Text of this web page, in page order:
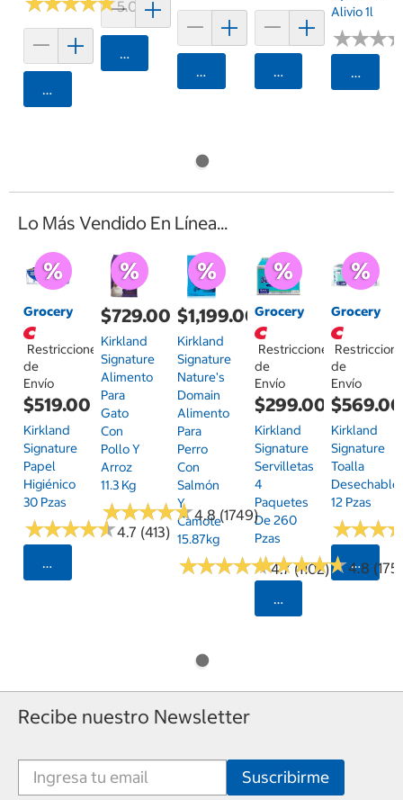
5.0 (1)
Agregar
Agregar
Agregar Agregar
Alivio 1l
★★★
★★★
Lo Más Vendido En Línea...
Grocery
Restricciones
de
Envío
$519.00
Kirkland
Signature
Papel
Higiénico
30 Pzas
★★★★★
★★★★★4.7 (413)
Seleccionar Código Postal
$729.00
Kirkland
Signature
Alimento
Para
Gato
Con
Pollo Y
Arroz
11.3 Kg
★★★★★
★★★★★4.8 (1749)
$1,199.00
Kirkland
Signature
Nature's
Domain
Alimento
Para
Perro
Con
Salmón
Y
Camote
15.87kg
★★★★★
★★★★★4.7 (1102)
Grocery
Restricciones
de
Envío
$299.00
Kirkland
Signature
Servilletas
4
Paquetes
De 260
Pzas
★★★★★
★★★★★4.8 (175)
Seleccionar
Grocery
de
Envío
$569.00
Kirkland
Signature
Toalla
Desechable
12 Pzas
★★★
★★★
Recibe nuestro Newsletter